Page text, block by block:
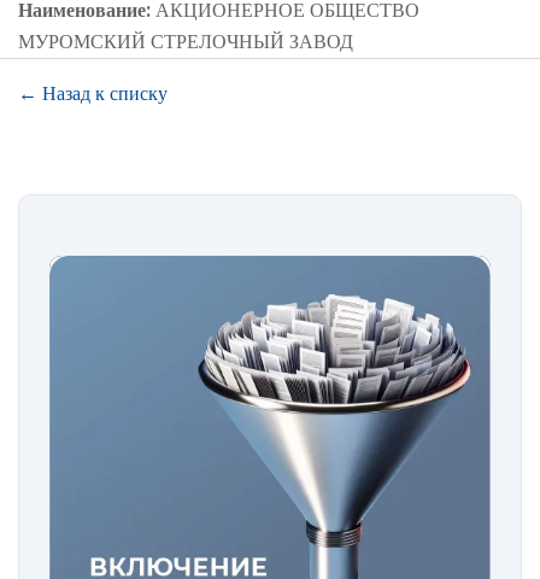
Наименование:АКЦИОНЕРНОЕ ОБЩЕСТВО
МУРОМСКИЙ СТРЕЛОЧНЫЙ ЗАВОД
← Назад к списку